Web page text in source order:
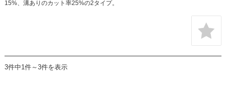
15%、溝ありのカット率25%の2タイプ。
3件中1件～3件を表示